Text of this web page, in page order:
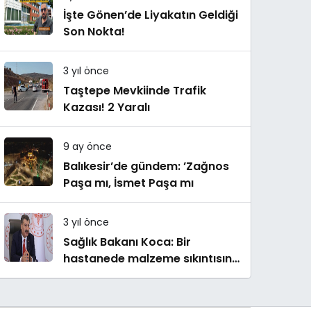
İşte Gönen’de Liyakatın Geldiği
Son Nokta!
3 yıl önce
Taştepe Mevkiinde Trafik
Kazası! 2 Yaralı
9 ay önce
Balıkesir’de gündem: ’Zağnos
Paşa mı, İsmet Paşa mı
3 yıl önce
Sağlık Bakanı Koca: Bir
hastanede malzeme sıkıntısına
bağlı tedavinin yapılamadığı